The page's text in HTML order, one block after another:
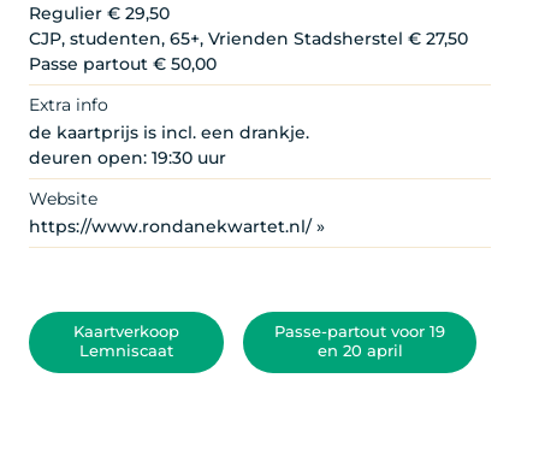
Regulier € 29,50
CJP, studenten, 65+, Vrienden Stadsherstel € 27,50
Passe partout € 50,00
Extra info
de kaartprijs is incl. een drankje.
deuren open: 19:30 uur
Website
https://www.rondanekwartet.nl/ »
Kaartverkoop
Lemniscaat
Passe-partout voor 19
en 20 april